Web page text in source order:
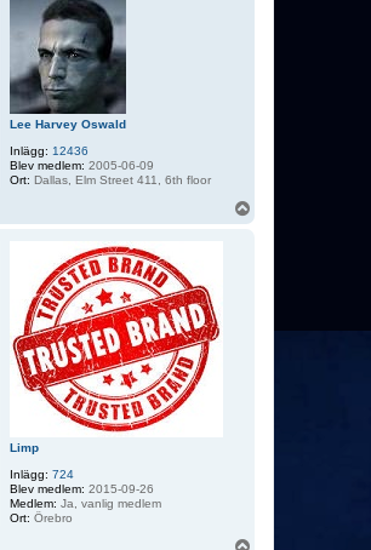
Lee Harvey Oswald
Inlägg: 12436
Blev medlem: 2005-06-09
Ort: Dallas, Elm Street 411, 6th floor
Limp
Inlägg: 724
Blev medlem: 2015-09-26
Medlem: Ja, vanlig medlem
Ort: Örebro